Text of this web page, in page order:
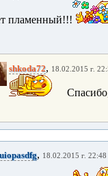
пламенный!!!
shkoda72, 18.02.2015 г.
, 18.02.2015 г. 22:48